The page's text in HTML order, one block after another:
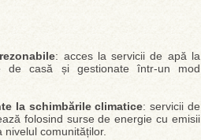
: acces la servicii de apă la
de casă și gestionate într-un mod
la schimbările climatice: servicii de
folosind surse de energie cu emisii
comunităților.